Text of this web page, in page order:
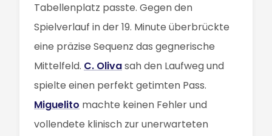
Tabellenplatz passte. Gegen den
Spielverlauf in der 19. Minute überbrückte
eine präzise Sequenz das gegnerische
Mittelfeld. C. Olivasah den Laufweg und
spielte einen perfekt getimten Pass.
Miguelito machte keinen Fehler und
vollendete klinisch zur unerwarteten